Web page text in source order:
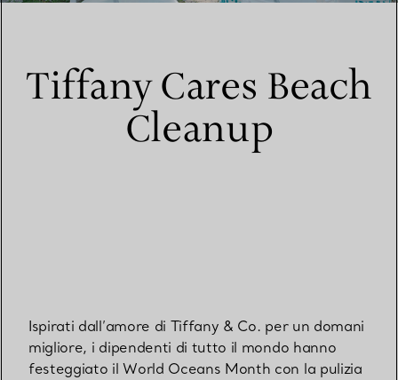
Tiffany Cares Beach
Cleanup
Ispirati dall’amore di Tiffany & Co. per un domani
migliore, i dipendenti di tutto il mondo hanno
festeggiato il World Oceans Month con la pulizia